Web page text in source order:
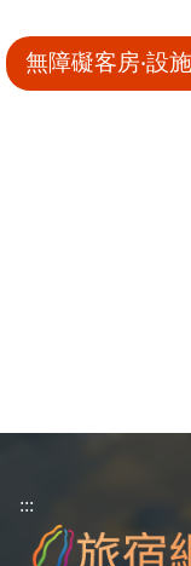
無障礙客房‧設
:::